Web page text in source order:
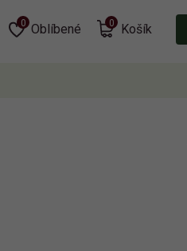
Oblíbené
0 Košík
0